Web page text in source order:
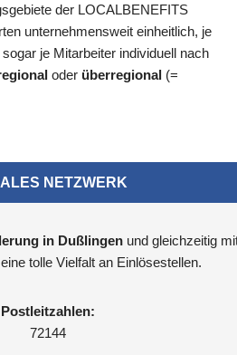
der LOCALBENEFITS
unternehmensweit einheitlich, je
je Mitarbeiter individuell nach
oder überregional (=
NETZWERK
in Dußlingen und gleichzeitig
eine tolle Vielfalt an Einlösestellen.
Postleitzahlen:
72144